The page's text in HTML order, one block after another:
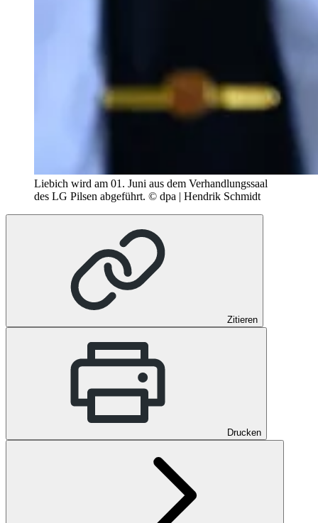
Liebich wird am 01. Juni aus dem Verhandlungssaal
des LG Pilsen abgeführt. © dpa | Hendrik Schmidt
Zitieren
Drucken